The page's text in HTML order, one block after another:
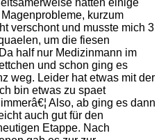
kurzum
verschont und musste mich 3
um die fiesen
half nur Medizinmann im
und schon ging es
weg. Leider hat etwas mit der
bin etwas zu spaet
Also, ab ging es dann
auch gut für den
Etappe. Nach